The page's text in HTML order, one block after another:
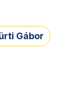
Gábor